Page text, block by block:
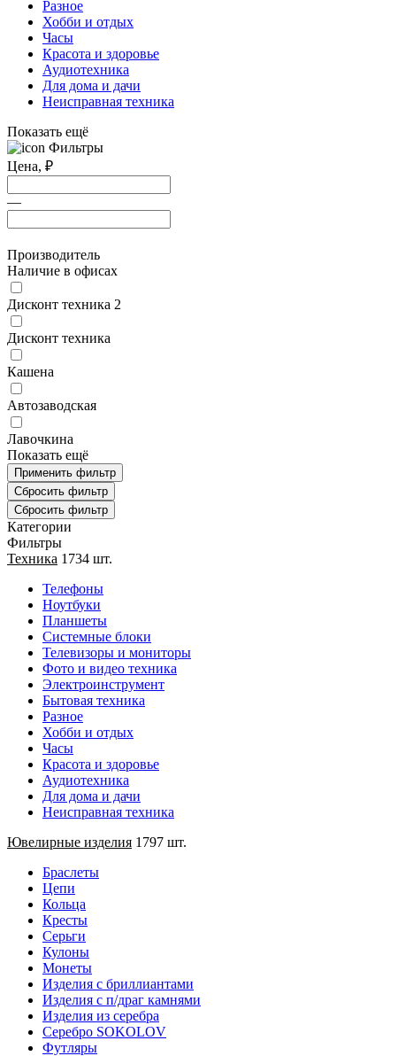
Разное
Хобби и отдых
Часы
Красота и здоровье
Аудиотехника
Для дома и дачи
Неисправная техника
Показать ещё
Фильтры
Цена, ₽
—
Производитель
Наличие в офисах
Дисконт техника 2
Дисконт техника
Кашена
Автозаводская
Лавочкина
Показать ещё
Категории
Фильтры
Техника 1734 шт.
Телефоны
Ноутбуки
Планшеты
Системные блоки
Телевизоры и мониторы
Фото и видео техника
Электроинструмент
Бытовая техника
Разное
Хобби и отдых
Часы
Красота и здоровье
Аудиотехника
Для дома и дачи
Неисправная техника
Ювелирные изделия 1797 шт.
Браслеты
Цепи
Кольца
Кресты
Серьги
Кулоны
Монеты
Изделия с бриллиантами
Изделия с п/драг камнями
Изделия из серебра
Серебро SOKOLOV
Футляры